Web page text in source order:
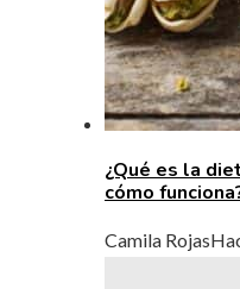
¿Qué es la
cómo
Camila Rojas